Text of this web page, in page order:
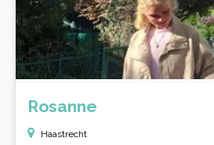
Rosanne
Haastrecht